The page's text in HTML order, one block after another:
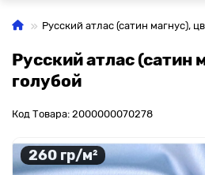
Русский атлас (сатин магнус),
Русский атлас (сатин
голубой
Код Товара: 2000000070278
260 гр/м²